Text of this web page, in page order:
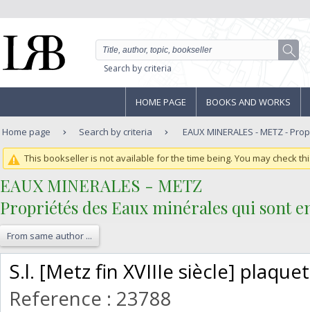
Search by criteria
HOME PAGE BOOKS AND WORKS
Home page Search by criteria EAUX MINERALES - METZ -
This bookseller is not available for the time being. You may check
‎EAUX MINERALES - METZ ‎
‎Propriétés des Eaux minérales qui sont
From same author ...
‎S.l. [Metz fin XVIIIe siècle]
Reference : 23788